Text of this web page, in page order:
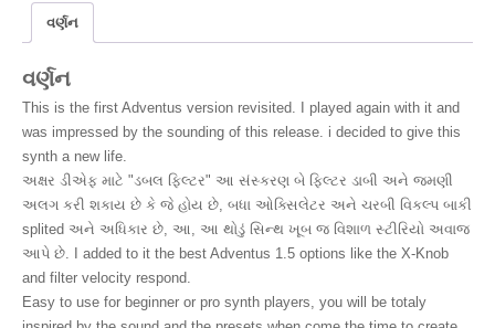
c
b
o
o
k
er e
વર્ણન
વર્ણન
This is the first Adventus version revisited. I played again with it and
was impressed by the sounding of this release. i decided to give this
synth a new life.
અક્ષર ડીએફ માટે "ડબલ ફિલ્ટર" આ સંસ્કરણ બે ફિલ્ટર ડાબી અને જમણી
અલગ કરી શકાય છે કે જે હોય છે, બધા ઓક્સિલેટર અને ચરબી વિકલ્પ બાકી
splited અને અધિકાર છે, આ, આ થોડું સિન્થ ખૂબ જ વિશાળ સ્ટીરિયો અવાજ
આપે છે. I added to it the best Adventus 1.5 options like the X-Knob
and filter velocity respond.
Easy to use for beginner or pro synth players, you will be totaly